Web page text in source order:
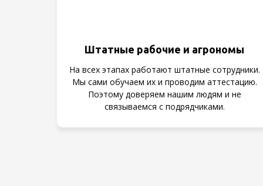
Штатные рабочие и агрономы
На всех этапах работают штатные сотрудники.
Мы сами обучаем их и проводим аттестацию.
Поэтому доверяем нашим людям и не
связываемся с подрядчиками.